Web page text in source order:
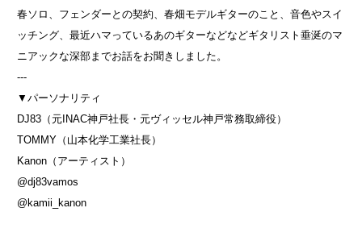
春ソロ、フェンダーとの契約、春畑モデルギターのこと、音色やスイ
ッチング、最近ハマっているあのギターなどなどギタリスト垂涎のマ
ニアックな深部までお話をお聞きしました。
---
▼パーソナリティ
DJ83（元INAC神戸社長・元ヴィッセル神戸常務取締役）
TOMMY（山本化学工業社長）
Kanon（アーティスト）
@dj83vamos
@kamii_kanon